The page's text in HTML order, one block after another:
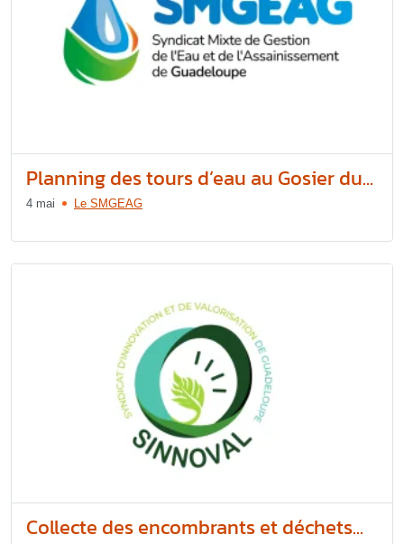
Planning des tours d’eau au Gosier du...
4 mai Le SMGEAG
Collecte des encombrants et déchets...